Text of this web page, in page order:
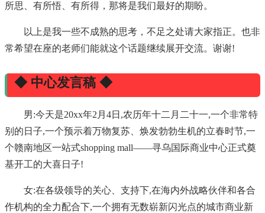
所思、有所悟、有所得，那将是我们最好的期盼。
以上是我一些不成熟的思考，不足之处请大家指正。也非
常希望在座的老师们能就这个话题继续展开交流。谢谢!
◆ 中心发言稿 ◆
男:今天是20xx年2月4日,农历年十二月二十一,一个非常特
别的日子,一个预示着万物复苏、焕发勃勃生机的立春时节,一
个赣南地区一站式shopping mall——寻乌国际商业中心正式奠
基开工的大喜日子!
女:在各级领导的关心、支持下,在海内外战略伙伴和各合
作机构的全力配合下,一个拥有无数崭新闪光点的城市商业新